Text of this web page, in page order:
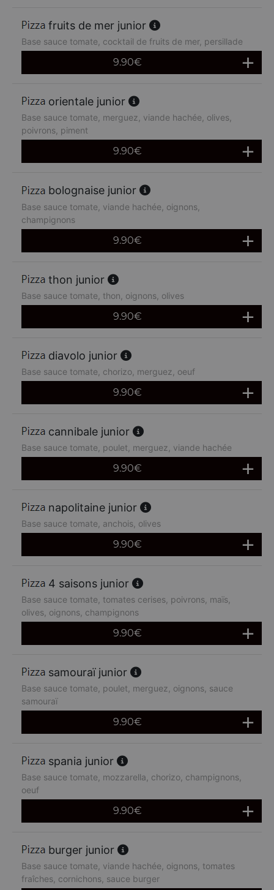
fruits de mer junior
Base sauce tomate, cocktail de fruits de mer, persillade
9.90€
orientale junior
Base sauce tomate, merguez, viande hachée, olives,
poivrons, piment
9.90€
bolognaise junior
Base sauce tomate, viande hachée, oignons,
champignons
9.90€
thon junior
Base sauce tomate, thon, oignons, olives
9.90€
diavolo junior
Base sauce tomate, chorizo, merguez, oeuf
9.90€
cannibale junior
Base sauce tomate, poulet, merguez, viande hachée
9.90€
napolitaine junior
Base sauce tomate, anchois, olives
9.90€
4 saisons junior
Base sauce tomate, tomates cerises, poivrons, maïs,
olives, oignons, champignons
9.90€
samouraï junior
Base sauce tomate, poulet, merguez, oignons, sauce
samouraï
9.90€
spania junior
Base sauce tomate, mozzarella, chorizo, champignons,
oeuf
9.90€
burger junior
Base sauce tomate, viande hachée, oignons, tomates
fraîches, cornichons, sauce burger